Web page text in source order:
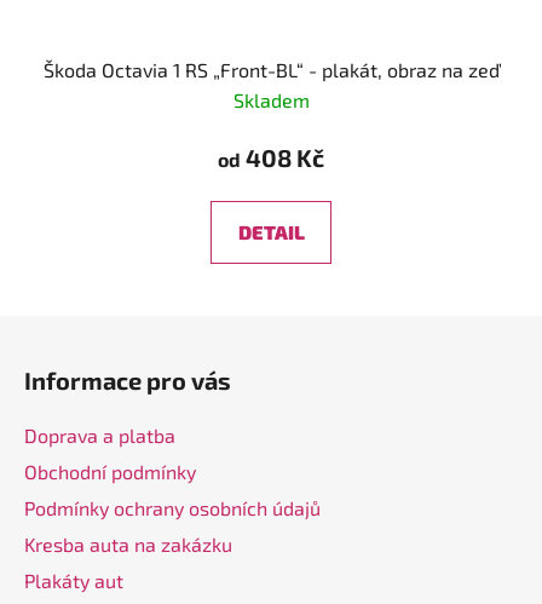
Škoda Octavia 1 RS „Front-BL“ - plakát, obraz na zeď
Skladem
od 408 Kč
DETAIL
Informace pro vás
Doprava a platba
Obchodní podmínky
Podmínky ochrany osobních údajů
Kresba auta na zakázku
Plakáty aut